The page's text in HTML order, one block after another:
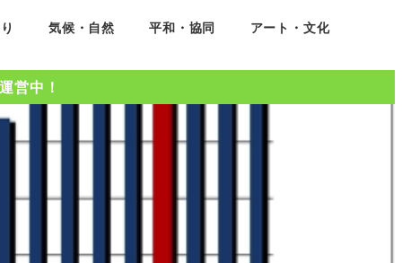
気候・自然 平和・協同 アート・文化
営中！